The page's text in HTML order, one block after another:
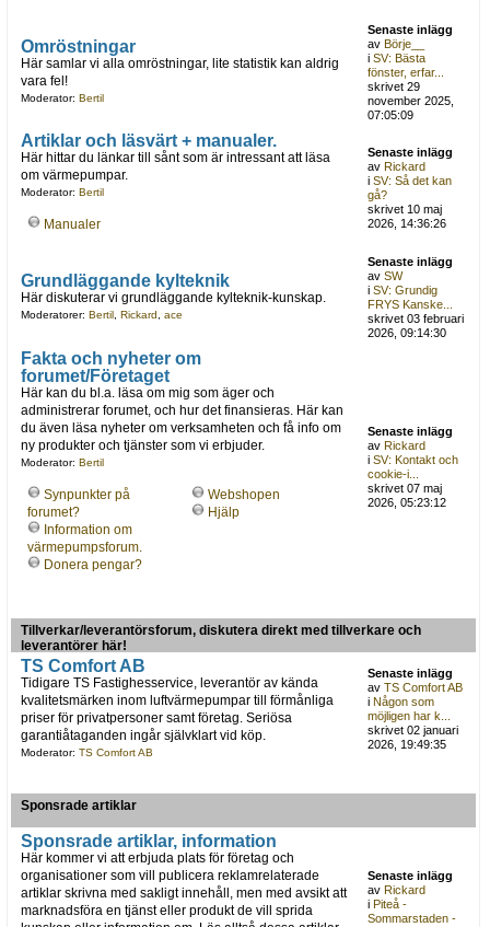
Omröstningar
Här samlar vi alla omröstningar, lite statistik kan aldrig
vara fel!
Moderator: Bertil
Senaste inlägg
avBörje__
iSV: Bästa
fönster, erfar...
skrivet 29
november 2025,
07:05:09
Artiklar och läsvärt + manualer.
Här hittar du länkar till sånt som är intressant att läsa
om värmepumpar.
Moderator: Bertil
Manualer
Senaste inlägg
avRickard
iSV: Så det kan
gå?
skrivet 10 maj
2026, 14:36:26
Grundläggande kylteknik
Här diskuterar vi grundläggande kylteknik-kunskap.
Moderatorer: Bertil, Rickard ace
Senaste inlägg
avSW
iSV: Grundig
FRYS Kanske...
skrivet 03 februari
2026, 09:14:30
Fakta och nyheter om
forumet/Företaget
Här kan du bl.a. läsa om mig som äger och
administrerar forumet, och hur det finansieras. Här kan
du även läsa nyheter om verksamheten och få info om
ny produkter och tjänster som vi erbjuder.
Moderator: Bertil
Synpunkter på
forumet?
Information om
värmepumpsforum.
Donera pengar?
Webshopen
Hjälp
Senaste inlägg
avRickard
iSV: Kontakt och
cookie-i...
skrivet 07 maj
2026, 05:23:12
Tillverkar/leverantörsforum, diskutera direkt med tillverkare och
leverantörer här!
TS Comfort AB
Tidigare TS Fastighesservice, leverantör av kända
kvalitetsmärken inom luftvärmepumpar till förmånliga
priser för privatpersoner samt företag. Seriösa
garantiåtaganden ingår självklart vid köp.
Moderator: TS Comfort AB
Senaste inlägg
avTS Comfort AB
iNågon som
möjligen har k...
skrivet 02 januari
2026, 19:49:35
Sponsrade artiklar
Sponsrade artiklar, information
Här kommer vi att erbjuda plats för företag och
organisationer som vill publicera reklamrelaterade
artiklar skrivna med sakligt innehåll, men med avsikt att
marknadsföra en tjänst eller produkt de vill sprida
Senaste inlägg
avRickard
iPiteå -
Sommarstaden -